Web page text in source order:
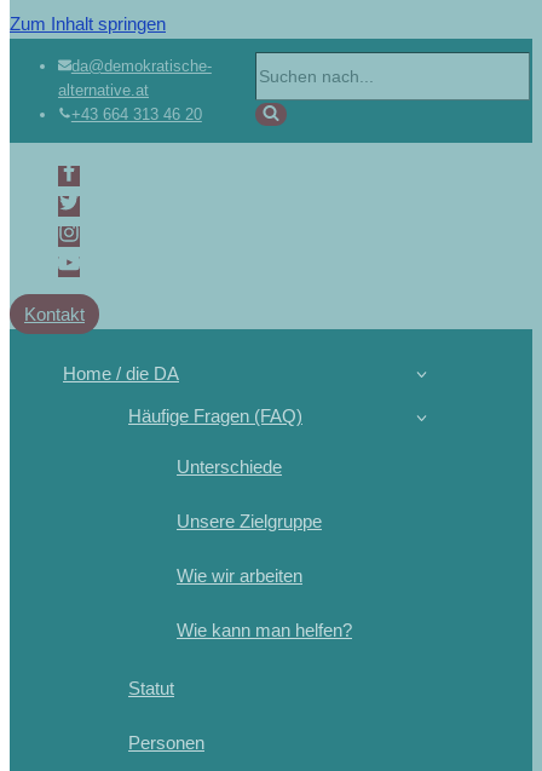
Zum Inhalt springen
da@demokratische-
alternative.at
+43 664 313 46 20
Kontakt
Home / die DA
Häufige Fragen (FAQ)
Unterschiede
Unsere Zielgruppe
Wie wir arbeiten
Wie kann man helfen?
Statut
Personen